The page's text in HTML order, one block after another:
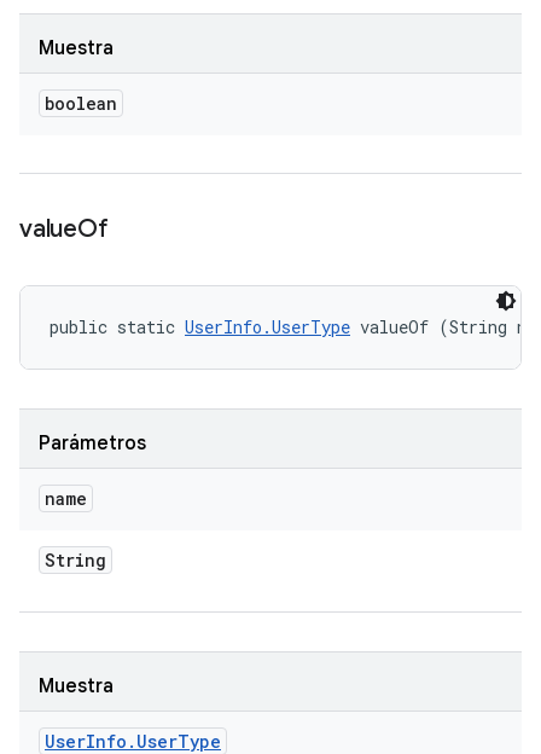
Muestra
boolean
valueOf
public static UserInfo.UserType valueOf (String
Parámetros
name
String
Muestra
UserInfo . UserType